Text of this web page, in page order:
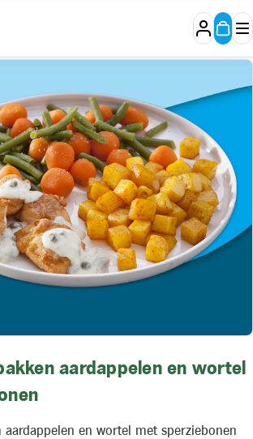
aardappelen en wortel
aardappelen en wortel met sperziebonen